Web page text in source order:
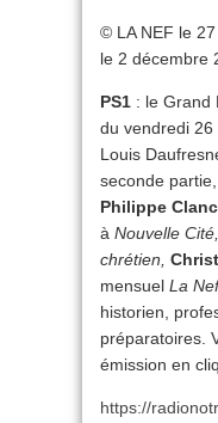
© LA NEF le
le 2 décembre
PS1 : le Grand
du vendredi
Louis
seconde
Philippe
à Nouvelle
chrétien,
mensuel La
historien,
préparatoires.
émission en
https://